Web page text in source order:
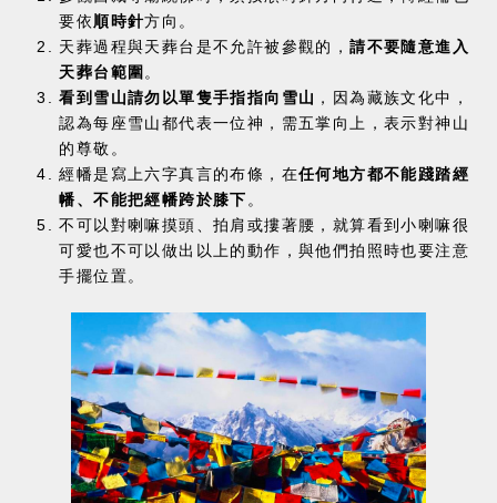
要依順時針方向。
天葬過程與天葬台是不允許被參觀的，請不要隨意進入
天葬台範圍 。
看到雪山請勿以單隻手指指向雪山 ，因為藏族文化中，
認為每座雪山都代表一位神，需五掌向上，表示對神山
的尊敬。
經幡是寫上六字真言的布條，在任何地方都不能踐踏經
幡、不能把經幡跨於膝下 。
不可以對喇嘛摸頭、拍肩或摟著腰，就算看到小喇嘛很
可愛也不可以做出以上的動作，與他們拍照時也要注意
手擺位置。